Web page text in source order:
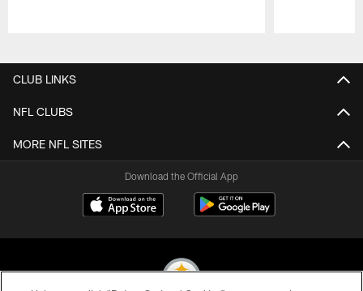
CLUB LINKS
NFL CLUBS
MORE NFL SITES
Download the Official App